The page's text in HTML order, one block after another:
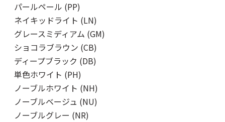
パールペール (PP)
ネイキッドライト (LN)
グレースミディアム (GM)
ショコラブラウン (CB)
ディープブラック (DB)
単色ホワイト (PH)
ノーブルホワイト (NH)
ノーブルベージュ (NU)
ノーブルグレー (NR)